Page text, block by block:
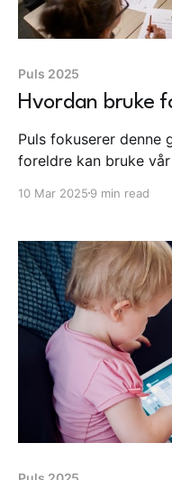
Puls 2025
Hvordan bruke
Puls fokuserer denne
foreldre kan bruke
gjennom samtaler og
til et lite blikk på hva
Danmark.
10 Mar 2025 9 min read